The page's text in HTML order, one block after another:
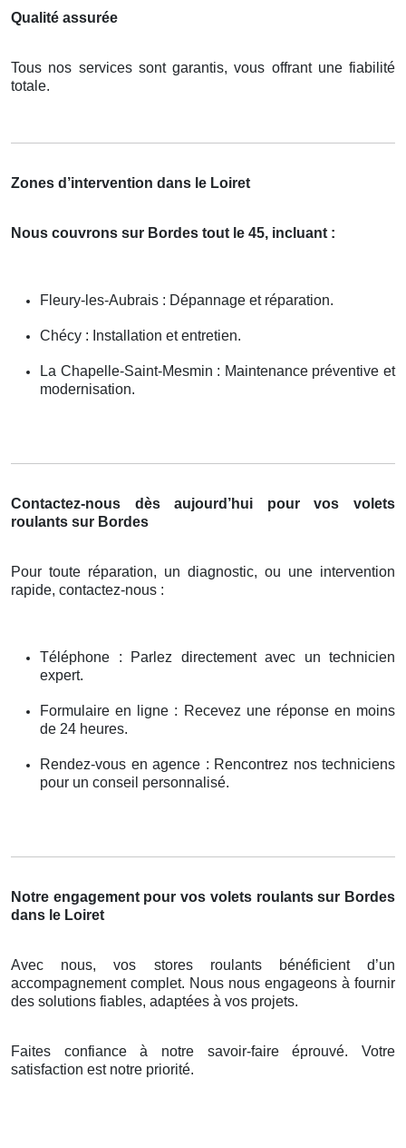
Qualité assurée
Tous nos services sont garantis, vous offrant une fiabilité
totale.
Zones d’intervention dans le Loiret
Nous couvrons sur Bordes tout le 45, incluant :
Fleury-les-Aubrais : Dépannage et réparation.
Chécy : Installation et entretien.
La Chapelle-Saint-Mesmin : Maintenance préventive et
modernisation.
Contactez-nous dès aujourd’hui pour vos volets
roulants sur Bordes
Pour toute réparation, un diagnostic, ou une intervention
rapide, contactez-nous :
Téléphone : Parlez directement avec un technicien
expert.
Formulaire en ligne : Recevez une réponse en moins
de 24 heures.
Rendez-vous en agence : Rencontrez nos techniciens
pour un conseil personnalisé.
Notre engagement pour vos volets roulants sur Bordes
dans le Loiret
Avec nous, vos stores roulants bénéficient d’un
accompagnement complet. Nous nous engageons à fournir
des solutions fiables, adaptées à vos projets.
Faites confiance à notre savoir-faire éprouvé. Votre
satisfaction est notre priorité.